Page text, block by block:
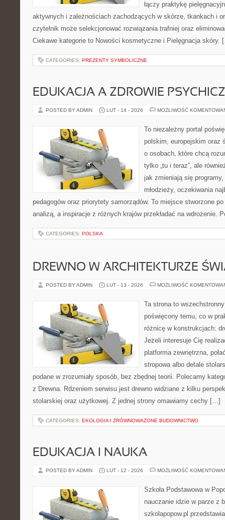
łączy praktykę
aktywnych i zależnościach zachodzących w skórze, tkankach i
czytelnik może selekcjonować rozwiązania trafniej oraz
Ciekawe kategorie to Nowości kosmetyczne i Pielęgnacja skóry.
CATEGORIES: PREZENTY SYMBOLICZNE
EDUKACJA A ZDROWIE
POSTED BY ADMIN LUT - 14 - 2026 MOŻLIWOŚĆ
To niezależny portal
polskim, europejskim oraz
o osobach, które chcą
tylko „tu i teraz”, ale
jak zmieniają się
młodzieży, oczekiwania
pedagogów oraz priorytety samorządów. To miejsce stworzone
analizą, a inspiracje z różnych krajów przekładać na wdrożenie.
CATEGORIES: POLSKA
DREWNO W ARCHITEKTURZE
POSTED BY ADMIN LUT - 13 - 2026 MOŻLIWOŚĆ
Ta strona to
poświęcony temu, co w
różnicę w konstrukcjach:
Jeżeli interesuje Cię
platforma zewnętrzna,
stropowa albo detale
podane w zrozumiały sposób, bez zbędnej teorii. Polecamy
z Drewna. Rdzeniem serwisu jest drewno widziane z kilku
stolarskiej oraz użytkowej. Z jednej strony omawiamy cechy […]
CATEGORIES: EKOLOGIA I ZRÓWNOWAŻONE BUDOWNICTWO
EDUKACJA I NAUKA
POSTED BY ADMIN LUT - 12 - 2026 MOŻLIWOŚĆ
Szkoła Podstawowa w
nauczanie idzie w parze z
szkolapopow.pl